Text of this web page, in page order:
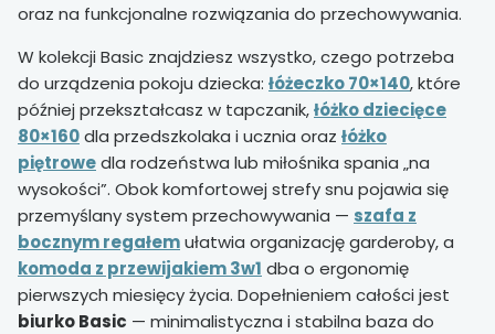
oraz na funkcjonalne rozwiązania do przechowywania.
W kolekcji Basic znajdziesz wszystko, czego potrzeba
do urządzenia pokoju dziecka: łóżeczko 70×140, które
później przekształcasz w tapczanik,łóżko dziecięce
80×160dla przedszkolaka i ucznia oraz łóżko
piętrowedla rodzeństwa lub miłośnika spania „na
wysokości”. Obok komfortowej strefy snu pojawia się
przemyślany system przechowywania — szafa z
bocznym regałemułatwia organizację garderoby, a
komoda z przewijakiem 3w1 dba o ergonomię
pierwszych miesięcy życia. Dopełnieniem całości jest
biurko Basic — minimalistyczna i stabilna baza do